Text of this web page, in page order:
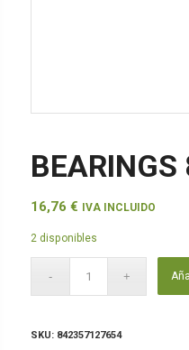
16,76 € IVA INCLUIDO
2 disponibles
SKU: 842357127654